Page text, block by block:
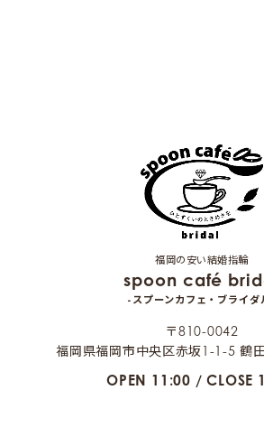
福岡の安い結婚指輪
spoon café
-スプーンカフェ・ブライダ
〒810-0042
福岡県福岡市中央区赤坂1-1-5 鶴
OPEN 11:00 / CLOSE